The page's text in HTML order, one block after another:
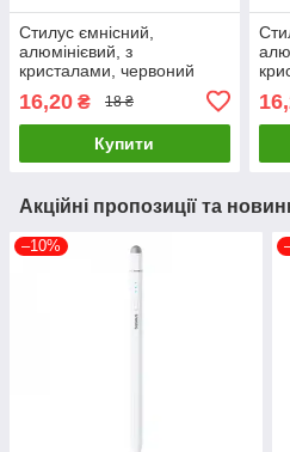
Стилус ємнісний,
алюмінієвий, з
кристалами, червоний
16,20 ₴ 18 ₴
Купити
Акційні пропозиції та
–10%